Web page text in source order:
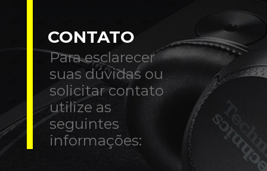
CONTATO
Para esclarecer
suas dúvidas ou
solicitar contato
utilize as
seguintes
informações: